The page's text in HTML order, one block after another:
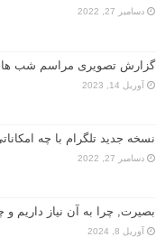
دسامبر 27, 2022
گزارش تصویری مراسم شب های
آوریل 14, 2023
نسخه جدید تلگرام با چه
دسامبر 27, 2022
بصیرت, چرا به آن نیاز داریم و
آوریل 8, 2024